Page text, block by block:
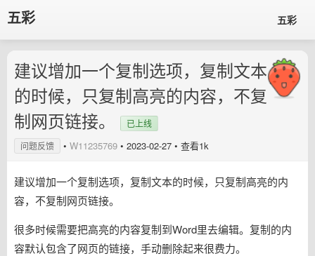
五彩 五彩
建议增加一个复制选项，复制文本
的时候，只复制高亮的内容，不复
制网页链接。
已上线
问题反馈
• W11235769 • 2023-02-27 • 查看1k
建议增加一个复制选项，复制文本的时候，只复制高亮的内
容，不复制网页链接。
很多时候需要把高亮的内容复制到Word里去编辑。复制的内
容默认包含了网页的链接，手动删除起来很费力。